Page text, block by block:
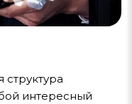
интересный